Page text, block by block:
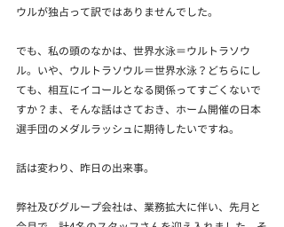
ウルが独占って訳ではありませんでした。
でも、私の頭のなかは、世界水泳＝ウルトラソウ
ル。いや、ウルトラソウル＝世界水泳？どちらにし
ても、相互にイコールとなる関係ってすごくないで
すか？ま、そんな話はさておき、ホーム開催の日本
選手団のメダルラッシュに期待したいですね。
話は変わり、昨日の出来事。
弊社及びグループ会社は、業務拡大に伴い、先月と